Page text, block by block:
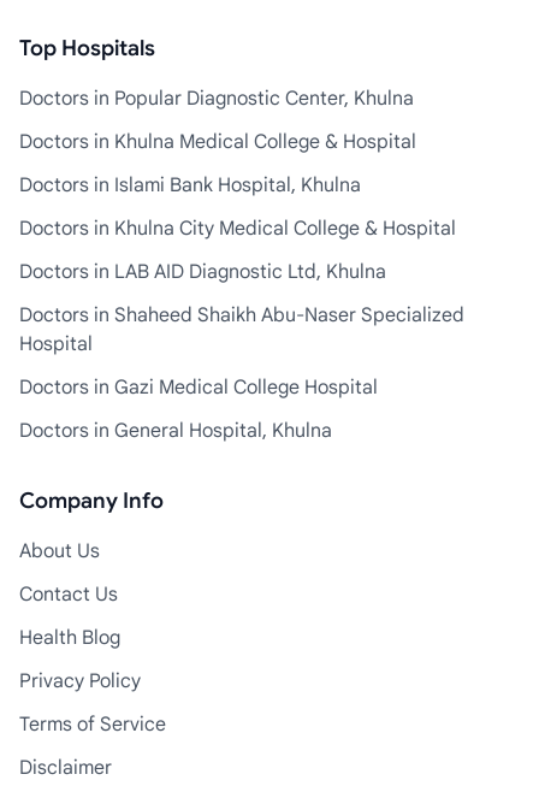
Top Hospitals
Doctors in Popular Diagnostic Center, Khulna
Doctors in Khulna Medical College & Hospital
Doctors in Islami Bank Hospital, Khulna
Doctors in Khulna City Medical College & Hospital
Doctors in LAB AID Diagnostic Ltd, Khulna
Doctors in Shaheed Shaikh Abu-Naser Specialized
Hospital
Doctors in Gazi Medical College Hospital
Doctors in General Hospital, Khulna
Company Info
About Us
Contact Us
Health Blog
Privacy Policy
Terms of Service
Disclaimer